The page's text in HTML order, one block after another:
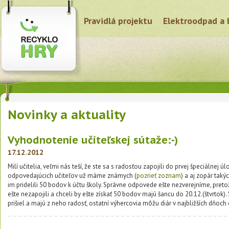
Pravidlá projektu Elektroodpad a
Novinky a aktuality
Vyhodnotenie učiteľskej sútaže:-)
17.12.2012
Milí učitelia, veľmi nás teší, že ste sa s radosťou zapojili do prvej špeciálnej
odpovedajúcich učiteľov už máme známych (pozrieť zoznam) a aj zopár
im pridelili 50 bodov k účtu školy. Správne odpovede ešte nezverejníme,
ešte nezapojili a chceli by ešte získať 50 bodov majú šancu do
prišiel a majú z neho radosť, ostatní výhercovia môžu diár v najbližších dňoch